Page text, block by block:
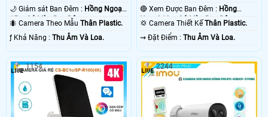
🌙 Giám sát Ban Đêm : Hồng Ngoại
15m Có Màu Ban Ðêm.
🐜 Camera Theo Mẫu Thân Plastic.
️ƒ Khả Năng : Thu Âm Và Loa.
🔴 Xem Được Ban Đêm : Hồng
Ngoại 10m Có Màu Ban Ðêm.
💢 Camera Thiết KếThân Plastic.
️⇝ Đặt Điểm :Thu Âm Và Loa.
1154 2244